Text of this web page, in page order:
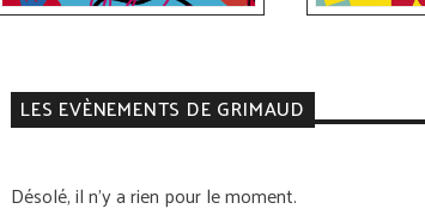
LES EVÈNEMENTS DE GRIMAUD
Désolé, il n'y a rien pour le moment.